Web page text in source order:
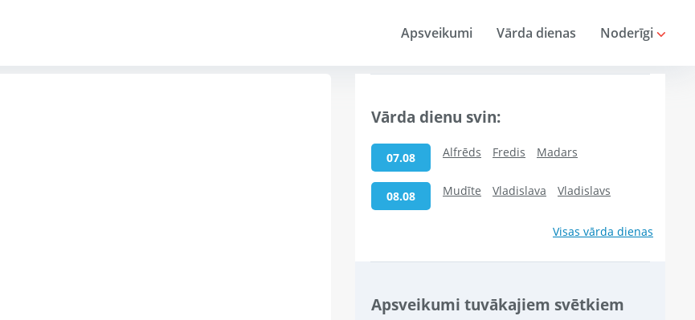
Apsveikumi Vārda dienas Noderīgi
Vārda dienu svin:
07.08 Alfrēds Fredis Madars
08.08 Mudīte Vladislava Vladislavs
Visas vārda dienas
Apsveikumi tuvākajiem svētkiem